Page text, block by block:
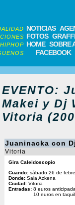
NOTICIAS
FOTOS
HOME SOBRE
FACEBOOK
EVENTO:
Makei y Dj
Vitoria
Juaninacka con
Vitoria
Gira Caleidoscopio
Cuando:sábado 26 de
Donde:Sala Azkena
Ciudad:Vitoria
Entradas: 8 euros
10 euros en